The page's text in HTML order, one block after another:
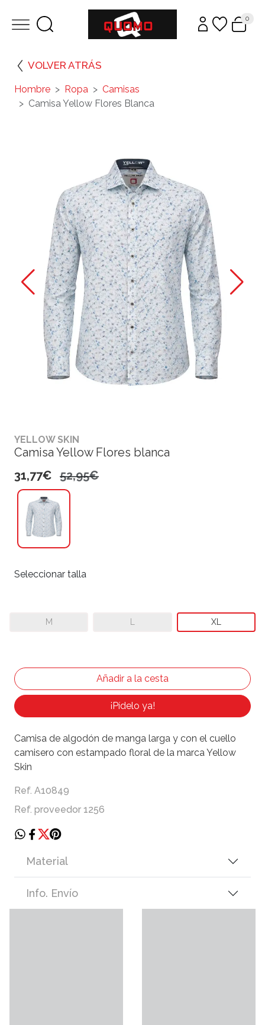
0
VOLVER ATRÁS
Hombre Ropa
Camisas
Camisa Yellow Flores Blanca
YELLOW SKIN
Camisa Yellow Flores blanca
31,77€ 52,95€
Seleccionar talla
M L XL
¡Pídelo ya!
Camisa de algodón de manga larga y con el cuello
camisero con estampado floral de la marca Yellow
Skin
Ref. A10849
Ref. proveedor 1256
Material
Info. Envío